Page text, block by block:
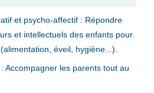
et psycho-affectif : Répondre
et intellectuels des enfants pour
éveil, hygiène...).
Accompagner les parents tout au